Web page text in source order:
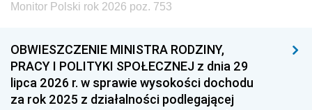
Monitor Polski rok 2026 poz. 753
OBWIESZCZENIE MINISTRA RODZINY,
PRACY I POLITYKI SPOŁECZNEJ z dnia 29
lipca 2026 r. w sprawie wysokości dochodu
za rok 2025 z działalności podlegającej